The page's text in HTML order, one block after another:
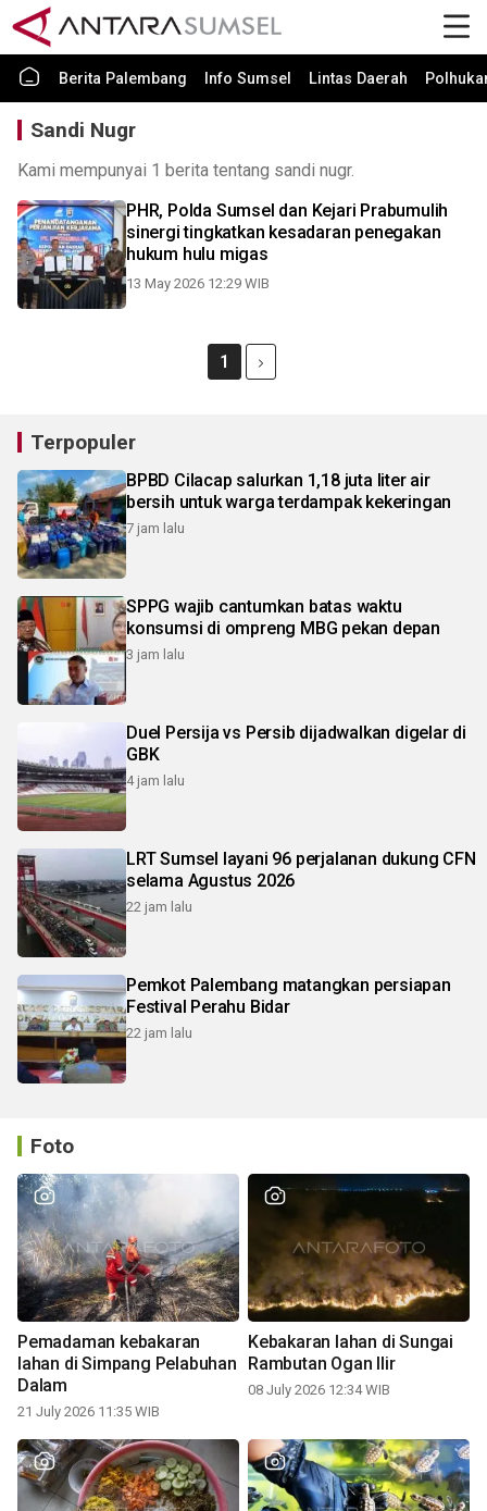
Berita Palembang Info Sumsel Lintas Daerah
Sandi Nugr
Kami mempunyai 1 berita tentang sandi nugr.
PHR, Polda Sumsel dan Kejari Prabumulih
sinergi tingkatkan kesadaran penegakan
hukum hulu migas
13 May 2026 12:29 WIB
1
Terpopuler
BPBD Cilacap salurkan 1,18 juta liter air
bersih untuk warga terdampak kekeringan
7 jam lalu
SPPG wajib cantumkan batas waktu
konsumsi di ompreng MBG pekan depan
3 jam lalu
Duel Persija vs Persib dijadwalkan digelar di
GBK
4 jam lalu
LRT Sumsel layani 96 perjalanan dukung CFN
selama Agustus 2026
22 jam lalu
Pemkot Palembang matangkan persiapan
Festival Perahu Bidar
22 jam lalu
Foto
Pemadaman kebakaran
lahan di Simpang Pelabuhan
Dalam
21 July 2026 11:35 WIB
Kebakaran lahan di Sungai
Rambutan Ogan Ilir
08 July 2026 12:34 WIB